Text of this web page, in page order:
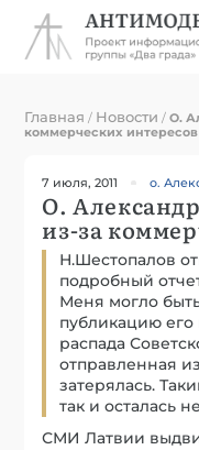
Главная / Новости /О.
коммерческих интересов
7 июля, 2011 о.
О.
из-за
Н.Шестопалов
подробный
Меня могло
публикацию
распада
отправленная
затерялась.
так и осталась
СМИ Латвии